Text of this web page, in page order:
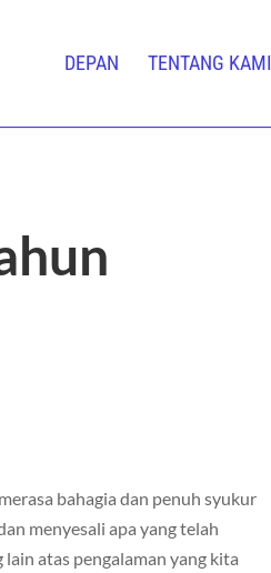
DEPAN TENTANG KAMI
bahagia dan penuh syukur
menyesali apa yang telah
atas pengalaman yang kita